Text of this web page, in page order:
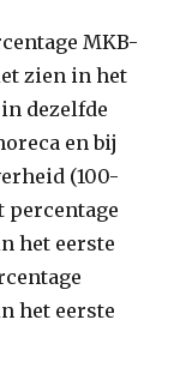
MKB-
zien in het
dezelfde
en bij
(100-
percentage
het eerste
het eerste